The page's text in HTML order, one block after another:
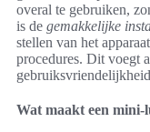
overal te gebruiken,
is de gemakkelijke
stellen van het
procedures. Dit voegt
Wat maakt een mini-